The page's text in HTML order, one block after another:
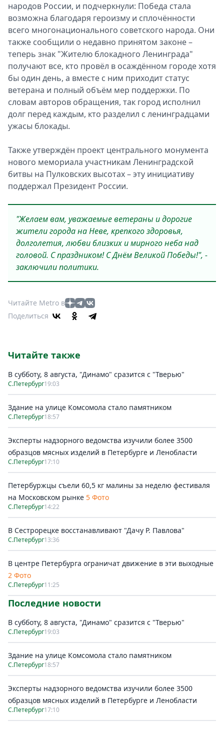
народов России, и подчеркнули: Победа стала
возможна благодаря героизму и сплочённости
всего многонационального советского народа. Они
также сообщили о недавно принятом законе –
теперь знак "Жителю блокадного Ленинграда"
получают все, кто провёл в осаждённом городе хотя
бы один день, а вместе с ним приходит статус
ветерана и полный объём мер поддержки. По
словам авторов обращения, так город исполнил
долг перед каждым, кто разделил с ленинградцами
ужасы блокады.
Также утверждён проект центрального монумента
нового мемориала участникам Ленинградской
битвы на Пулковских высотах – эту инициативу
поддержал Президент России.
"Желаем вам, уважаемые ветераны и дорогие
жители города на Неве, крепкого здоровья,
долголетия, любви близких и мирного неба над
головой. С праздником! С Днём Великой Победы!", -
заключили политики.
Читайте Metro в
Поделиться
Читайте также
В субботу, 8 августа, "Динамо" сразится с "Тверью"
С.Петербург19:03
Здание на улице Комсомола стало памятником
С.Петербург18:57
Эксперты надзорного ведомства изучили более 3500
образцов мясных изделий в Петербурге и Ленобласти
С.Петербург17:10
Петербуржцы съели 60,5 кг малины за неделю фестиваля
на Московском рынке 5 Фото
С.Петербург14:22
В Сестрорецке восстанавливают "Дачу Р. Павлова"
С.Петербург13:36
В центре Петербурга ограничат движение в эти выходные
2 Фото
С.Петербург11:25
Последние новости
В субботу, 8 августа, "Динамо" сразится с "Тверью"
С.Петербург19:03
Здание на улице Комсомола стало памятником
С.Петербург18:57
Эксперты надзорного ведомства изучили более 3500
образцов мясных изделий в Петербурге и Ленобласти
С.Петербург17:10